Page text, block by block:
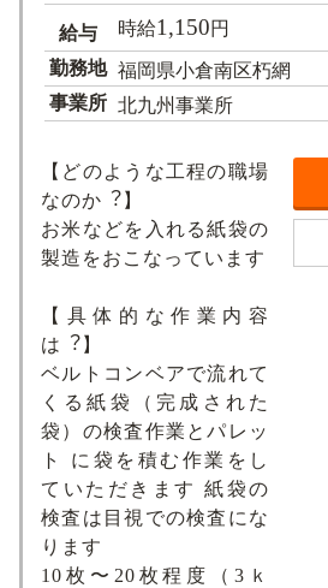
給与 時給1,150円
勤務地 福岡県小倉南区朽網
事業所 北九州事業所
【どのような⼯程の職場
なのか︖】
お⽶などを⼊れる紙袋の
製造をおこなっています
【具体的な作業内容
は︖】
ベルトコンベアで流れて
くる紙袋（完成された
袋）の検査作業とパレッ
ト に袋を積む作業をし
ていただきます 紙袋の
検査は⽬視での検査にな
ります
10枚〜20枚程度（3ｋ